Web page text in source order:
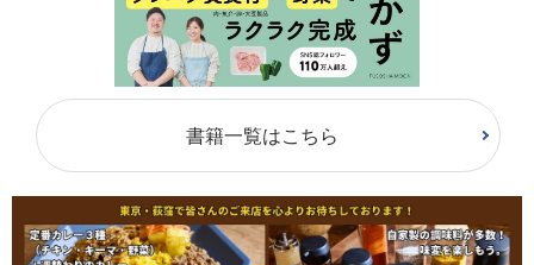
書籍一覧はこちら